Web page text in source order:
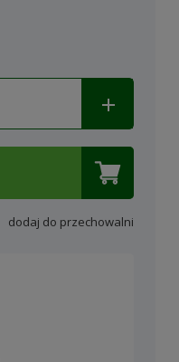
dodaj do przechowalni